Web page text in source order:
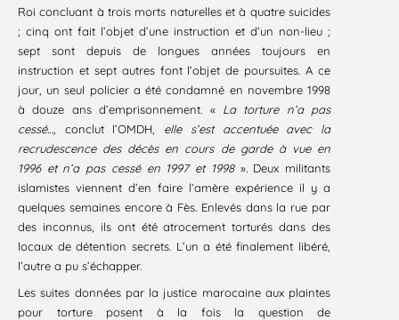
Roi concluant à trois morts naturelles et à quatre suicides
; cinq ont fait l’objet d’une instruction et d’un non-lieu ;
sept sont depuis de longues années toujours en
instruction et sept autres font l’objet de poursuites. A ce
jour, un seul policier a été condamné en novembre 1998
à douze ans d’emprisonnement. «La torture n’a pas
cessé…,
conclut l’OMDH,
elle s’est accentuée avec la
recrudescence des décès en cours de garde à vue en
1996 et n’a pas cessé en 1997 et 1998 ».Deux militants
islamistes viennent d’en faire l’amère expérience il y a
quelques semaines encore à Fès. Enlevés dans la rue par
des inconnus, ils ont été atrocement torturés dans des
locaux de détention secrets. L’un a été finalement libéré,
l’autre a pu s’échapper.
Les suites données par la justice marocaine aux plaintes
pour torture posent à la fois la question de